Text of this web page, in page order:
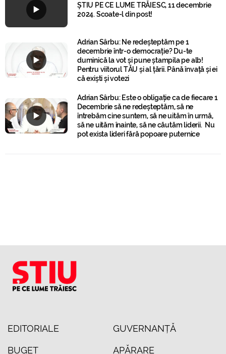
ȘTIU PE CE LUME TRĂIESC, 11 decembrie
2024. Scoate-l din post!
Adrian Sârbu: Ne redeșteptăm pe 1
decembrie într-o democrație? Du-te
duminică la vot și pune ștampila pe alb!
Pentru viitorul TĂU și al țării. Până învață și ei
că exiști și votezi
Adrian Sârbu: Este o obligație ca de fiecare 1
Decembrie să ne redeșteptăm, să ne
întrebăm cine suntem, să ne uităm în urmă,
să ne uităm înainte, să ne căutăm liderii. Nu
pot exista lideri fără popoare puternice
EDITORIALE GUVERNANȚĂ
BUGET APĂRARE